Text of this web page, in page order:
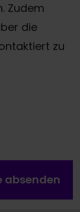
Zudem
die
zu
absenden